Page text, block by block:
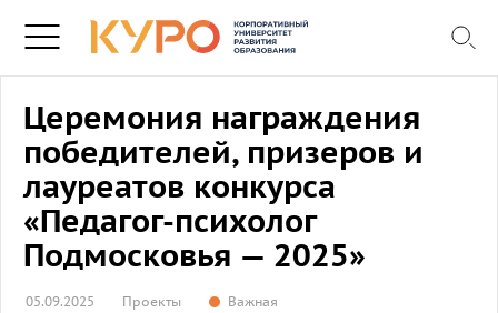
Церемония награждения
победителей, призеров и
лауреатов конкурса
«Педагог-психолог
Подмосковья — 2025»
05.09.2025 Проекты Важная